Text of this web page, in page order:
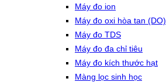
Máy đo ion
Máy đo oxi hòa tan (DO)
Máy đo TDS
Máy đo đa chỉ tiêu
Máy đo kích thước hạt
Màng lọc sinh học